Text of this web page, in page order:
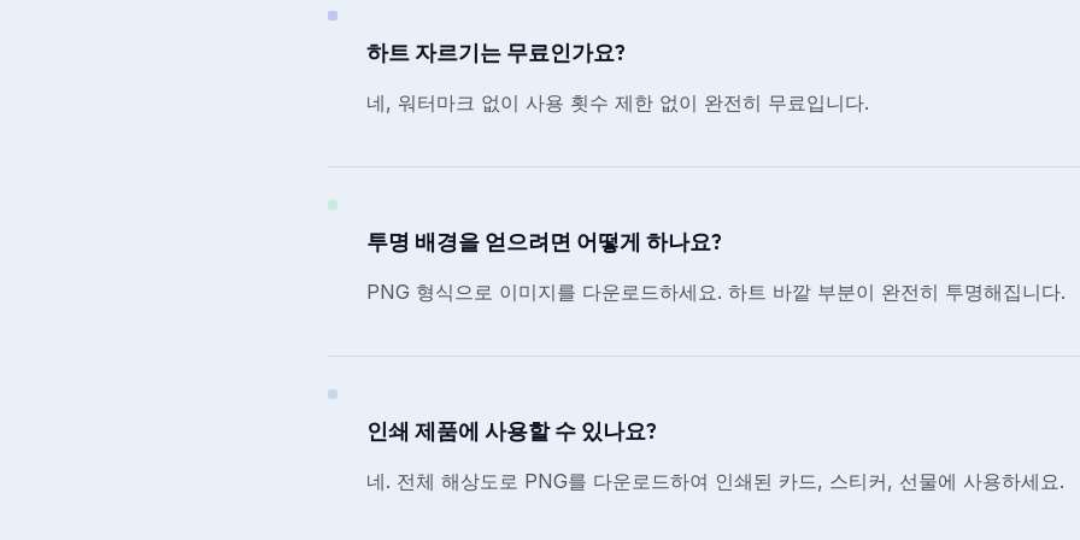
하트 자르기는 무료인가요?
네, 워터마크 없이 사용 횟수 제한 없이 완전히 무료입니다.
투명 배경을 얻으려면 어떻게 하나요?
PNG 형식으로 이미지를 다운로드하세요. 하트 바깥 부분이 완전히 투명해집니다.
인쇄 제품에 사용할 수 있나요?
네. 전체 해상도로 PNG를 다운로드하여 인쇄된 카드, 스티커, 선물에 사용하세요.